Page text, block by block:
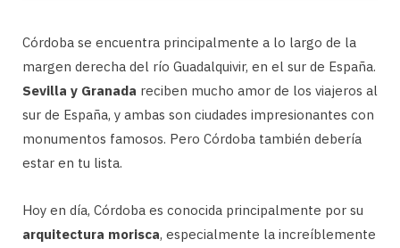
Córdoba se encuentra principalmente a lo largo de la
margen derecha del río Guadalquivir, en el sur de España.
Sevilla y Granada reciben mucho amor de los viajeros al
sur de España, y ambas son ciudades impresionantes con
monumentos famosos. Pero Córdoba también debería
estar en tu lista.
Hoy en día, Córdoba es conocida principalmente por su
arquitectura morisca, especialmente la increíblemente